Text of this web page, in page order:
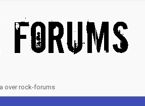
over rock-forums